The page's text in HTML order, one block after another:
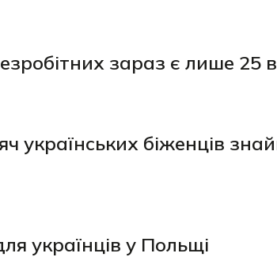
зараз є лише 25
українських біженців
українців у Польщі